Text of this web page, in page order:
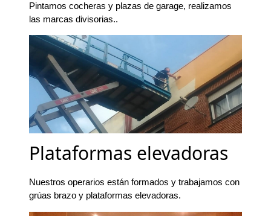
Pintamos cocheras y plazas de garage, realizamos
las marcas divisorias..
Plataformas elevadoras
Nuestros operarios están formados y trabajamos con
grúas brazo y plataformas elevadoras.